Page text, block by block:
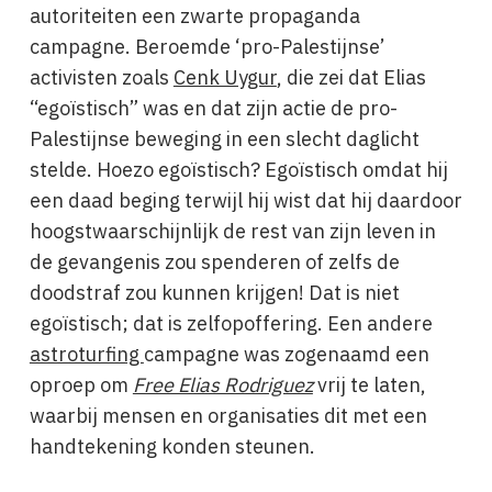
autoriteiten een zwarte propaganda
campagne. Beroemde ‘pro-Palestijnse’
activisten zoals Cenk Uygur, die zei dat Elias
“egoïstisch” was en dat zijn actie de pro-
Palestijnse beweging in een slecht daglicht
stelde. Hoezo egoïstisch? Egoïstisch omdat hij
een daad beging terwijl hij wist dat hij daardoor
hoogstwaarschijnlijk de rest van zijn leven in
de gevangenis zou spenderen of zelfs de
doodstraf zou kunnen krijgen! Dat is niet
egoïstisch; dat is zelfopoffering. Een andere
astroturfingcampagne was zogenaamd een
oproep om Free Elias Rodriguezvrij te laten,
waarbij mensen en organisaties dit met een
handtekening konden steunen.